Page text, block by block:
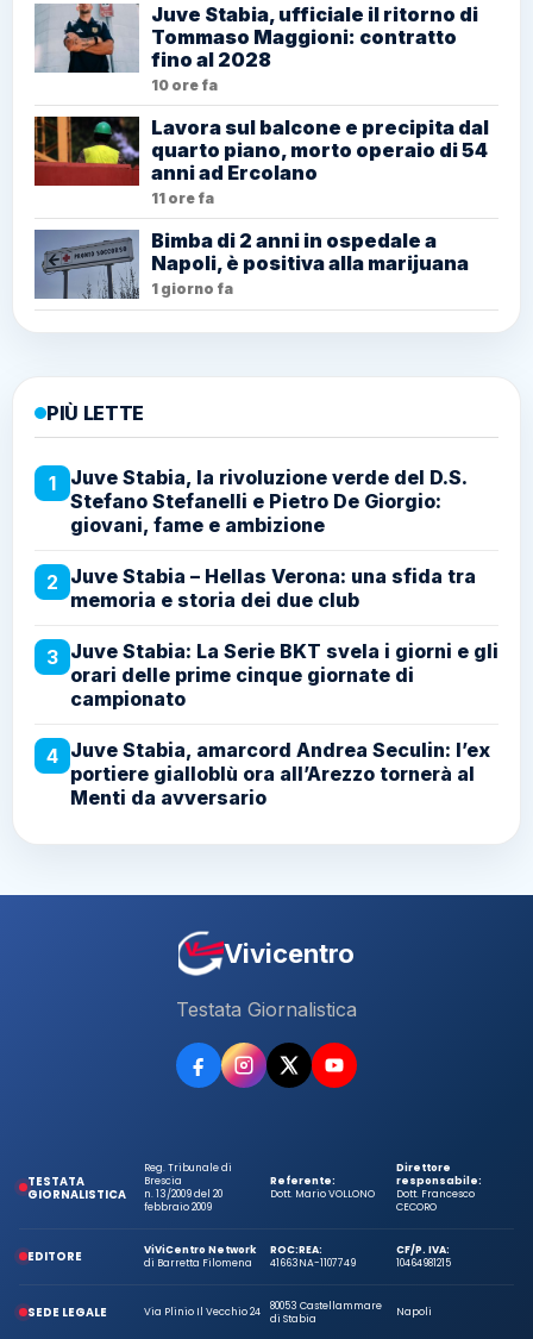
Juve Stabia, ufficiale il ritorno di
Tommaso Maggioni: contratto
fino al 2028
10 ore fa
Lavora sul balcone e precipita dal
quarto piano, morto operaio di 54
anni ad Ercolano
11 ore fa
Bimba di 2 anni in ospedale a
Napoli, è positiva alla marijuana
1 giorno fa
PIÙ LETTE
1
Juve Stabia, la rivoluzione verde del D.S.
Stefano Stefanelli e Pietro De Giorgio:
giovani, fame e ambizione
2 Juve Stabia – Hellas Verona: una sfida tra
memoria e storia dei due club
3 Juve Stabia: La Serie BKT svela i giorni e gli
orari delle prime cinque giornate di
campionato
4 Juve Stabia, amarcord Andrea Seculin: l’ex
portiere gialloblù ora all’Arezzo tornerà al
Menti da avversario
Vivicentro
Testata Giornalistica
TESTATA
GIORNALISTICA
Reg. Tribunale di
Brescia
n. 13/2009 del 20
febbraio 2009
Referente:
Dott. Mario VOLLONO
Direttore
responsabile:
Dott. Francesco
CECORO
EDITORE
ViViCentro Network
di Barretta Filomena
ROC:
41663
REA:
NA-1107749
CF/P. IVA:
10464981215
SEDE LEGALE Via Plinio Il Vecchio 24
80053 Castellammare
di Stabia
Napoli